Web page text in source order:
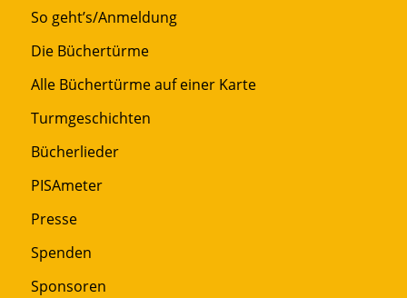
So geht’s/Anmeldung
Die Büchertürme
Alle Büchertürme auf einer Karte
Turmgeschichten
Bücherlieder
PISAmeter
Presse
Spenden
Sponsoren